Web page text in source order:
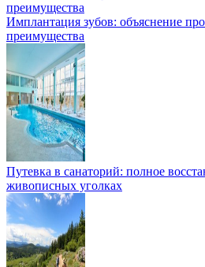
Имплантация зубов: объяснение
преимущества
Путевка в санаторий: полное
живописных уголках